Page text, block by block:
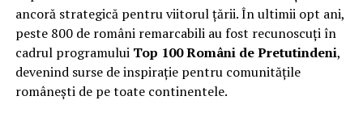
ancoră strategică pentru viitorul țării. În ultimii opt ani,
peste 800 de români remarcabili au fost recunoscuți în
cadrul programului Top 100 Români de Pretutindeni,
devenind surse de inspirație pentru comunitățile
românești de pe toate continentele.